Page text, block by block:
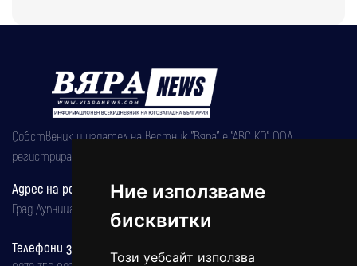
Ние използваме
бисквитки
Този уебсайт използва
Собственик и издател на вестник "Вяра" е "АВС КО" ООД,
регистрирана на 08.05.2002 година.
Адрес на редакцията
Град Дупница, ул.''Христо Ботев" 43
Телефони за реклама и абонаменти